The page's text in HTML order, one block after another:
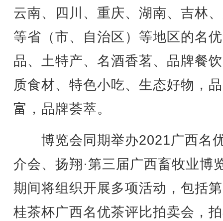
云南、四川、重庆、湖南、吉林
等省（市、自治区）等地区的名
品、土特产、名酒香茗、品牌餐
质食材、特色小吃、生态好物，
富，品牌荟萃。
博览会同期举办2021广西名
介会、扬翔·第三届广西畜牧业博
期间将组织开展多项活动，包括
桂茶杯广西名优茶评比拍卖会，